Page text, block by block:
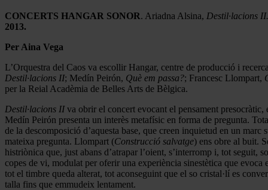
CONCERTS HANGAR SONOR. Ariadna Alsina, Destil·lacions II.
2013.
Per Aina Vega
L’Orquestra del Caos va escollir Hangar, centre de producció i
Destil·lacions II; Medín Peirón, Què em passa?; Francesc Llompart,
per la Reial Acadèmia de Belles Arts de Bèlgica.
Destil·lacions IIva obrir el concert evocant el pensament presocràtic,
Medín Peirón presenta un interès metafísic en forma de pregunta.
de la descomposició d’aquesta base, que creen inquietud en un
mateixa pregunta. Llompart (Construcció salvatge) ens obre al buit.
histriònica que, just abans d’atrapar l’oient, s’interromp i, tot seguit,
copes de vi, modulat per oferir una experiència sinestètica que
tot el timbre queda alterat, tot aconseguint que el so cristal·lí es
talla fins que emmudeix lentament.